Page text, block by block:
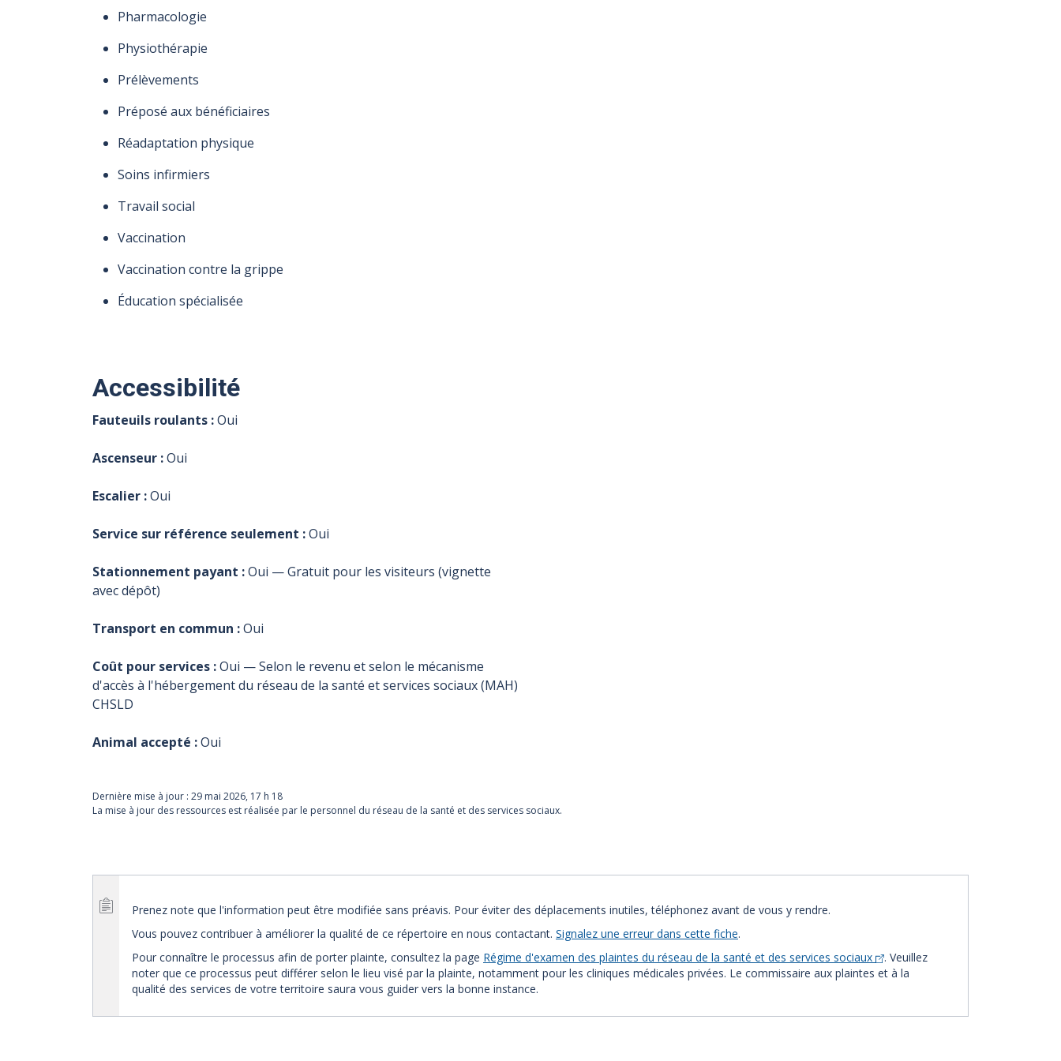
Pharmacologie
Physiothérapie
Prélèvements
Préposé aux bénéficiaires
Réadaptation physique
Soins infirmiers
Travail social
Vaccination
Vaccination contre la grippe
Éducation spécialisée
Accessibilité
Fauteuils roulants :Oui
Ascenseur :Oui
Escalier :Oui
Service sur référence seulement :Oui
Stationnement payant :Oui — Gratuit pour les visiteurs (vignette
avec dépôt)
Transport en commun :Oui
Coût pour services :Oui — Selon le revenu et selon le mécanisme
d'accès à l'hébergement du réseau de la santé et services sociaux (MAH)
CHSLD
Animal accepté :Oui
Dernière mise à jour : 29 mai 2026, 17 h 18
La mise à jour des ressources est réalisée par le personnel du réseau de la santé et des services sociaux.
Prenez note que l'information peut être modifiée sans préavis. Pour éviter des déplacements inutiles, téléphonez avant de vous y rendre.
Vous pouvez contribuer à améliorer la qualité de ce répertoire en nous contactant. Signalez une erreur dans cette fiche.
Pour connaître le processus afin de porter plainte, consultez la page Régime d'examen des plaintes du réseau de la santé et des services sociaux
. Veuillez
noter que ce processus peut différer selon le lieu visé par la plainte, notamment pour les cliniques médicales privées. Le commissaire aux plaintes et à la
qualité des services de votre territoire saura vous guider vers la bonne instance.